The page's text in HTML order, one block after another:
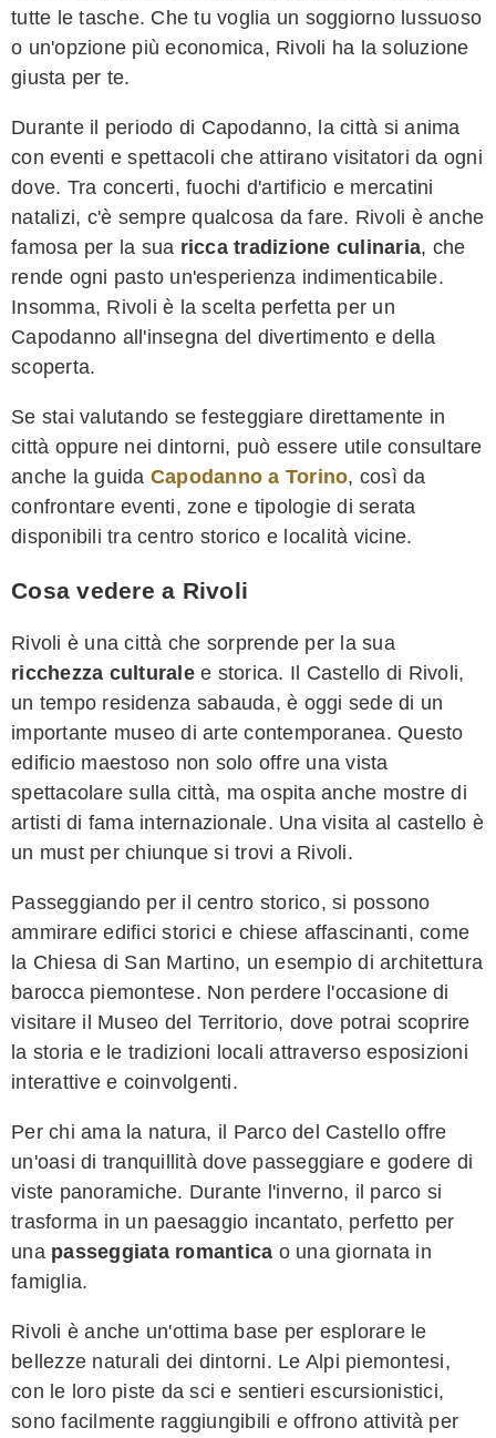
tutte le tasche. Che tu voglia un soggiorno lussuoso
o un'opzione più economica, Rivoli ha la soluzione
giusta per te.
Durante il periodo di Capodanno, la città si anima
con eventi e spettacoli che attirano visitatori da ogni
dove. Tra concerti, fuochi d'artificio e mercatini
natalizi, c'è sempre qualcosa da fare. Rivoli è anche
famosa per la sua ricca tradizione culinaria, che
rende ogni pasto un'esperienza indimenticabile.
Insomma, Rivoli è la scelta perfetta per un
Capodanno all'insegna del divertimento e della
scoperta.
Se stai valutando se festeggiare direttamente in
città oppure nei dintorni, può essere utile consultare
anche la guida Capodanno a Torino, così da
confrontare eventi, zone e tipologie di serata
disponibili tra centro storico e località vicine.
Cosa vedere a Rivoli
Rivoli è una città che sorprende per la sua
ricchezza culturalee storica. Il Castello di Rivoli,
un tempo residenza sabauda, è oggi sede di un
importante museo di arte contemporanea. Questo
edificio maestoso non solo offre una vista
spettacolare sulla città, ma ospita anche mostre di
artisti di fama internazionale. Una visita al castello è
un must per chiunque si trovi a Rivoli.
Passeggiando per il centro storico, si possono
ammirare edifici storici e chiese affascinanti, come
la Chiesa di San Martino, un esempio di architettura
barocca piemontese. Non perdere l'occasione di
visitare il Museo del Territorio, dove potrai scoprire
la storia e le tradizioni locali attraverso esposizioni
interattive e coinvolgenti.
Per chi ama la natura, il Parco del Castello offre
un'oasi di tranquillità dove passeggiare e godere di
viste panoramiche. Durante l'inverno, il parco si
trasforma in un paesaggio incantato, perfetto per
una passeggiata romantica o una giornata in
famiglia.
Rivoli è anche un'ottima base per esplorare le
bellezze naturali dei dintorni. Le Alpi piemontesi,
con le loro piste da sci e sentieri escursionistici,
sono facilmente raggiungibili e offrono attività per